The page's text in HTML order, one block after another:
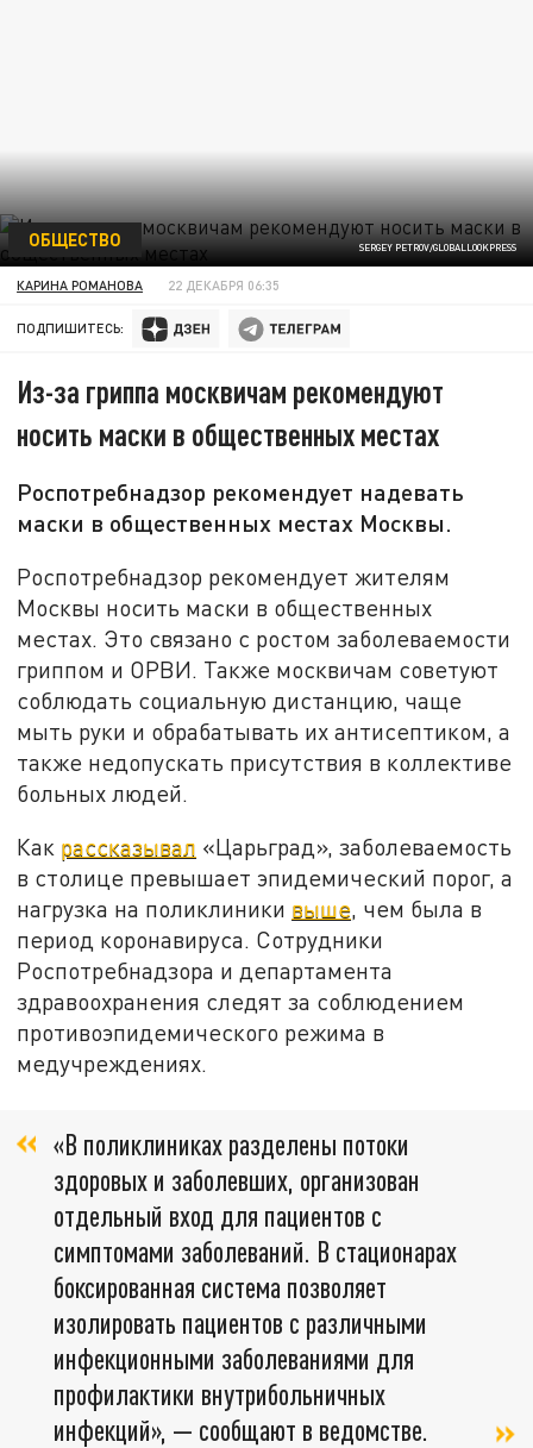
SERGEY PETROV/GLOBALLOOKPRESS
ОБЩЕСТВО
КАРИНА РОМАНОВА 22 ДЕКАБРЯ 06:35
ПОДПИШИТЕСЬ:
Из-за гриппа москвичам рекомендуют
носить маски в общественных местах
Роспотребнадзор рекомендует надевать
маски в общественных местах Москвы.
Роспотребнадзор рекомендует жителям
Москвы носить маски в общественных
местах. Это связано с ростом заболеваемости
гриппом и ОРВИ. Также москвичам советуют
соблюдать социальную дистанцию, чаще
мыть руки и обрабатывать их антисептиком, а
также недопускать присутствия в коллективе
больных людей.
Как рассказывал «Царьград», заболеваемость
в столице превышает эпидемический порог, а
нагрузка на поликлиники выше, чем была в
период коронавируса. Сотрудники
Роспотребнадзора и департамента
здравоохранения следят за соблюдением
противоэпидемического режима в
медучреждениях.
«В поликлиниках разделены потоки
здоровых и заболевших, организован
отдельный вход для пациентов с
симптомами заболеваний. В стационарах
боксированная система позволяет
изолировать пациентов с различными
инфекционными заболеваниями для
профилактики внутрибольничных
инфекций», — сообщают в ведомстве.